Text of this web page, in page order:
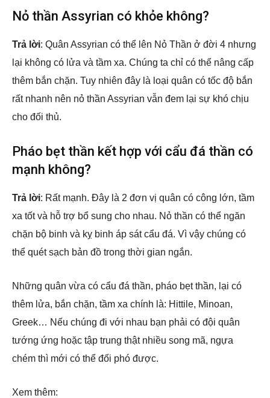
Nỏ thần Assyrian có khỏe không?
Trả lời: Quân Assyrian có thể lên Nỏ Thần ở đời 4 nhưng
lại không có lửa và tầm xa. Chúng ta chỉ có thể nâng cấp
thêm bắn chặn. Tuy nhiên đây là loại quân có tốc độ bắn
rất nhanh nên nỏ thần Assyrian vẫn đem lại sự khó chịu
cho đối thủ.
Pháo bẹt thần kết hợp với cẩu đá thần có
mạnh không?
Trả lời: Rất mạnh. Đây là 2 đơn vị quân có công lớn, tầm
xa tốt và hỗ trợ bổ sung cho nhau. Nỏ thần có thể ngăn
chặn bộ binh và kỵ binh áp sát cẩu đá. Vì vậy chúng có
thể quét sạch bản đồ trong thời gian ngắn.
Những quân vừa có cẩu đá thần, pháo bẹt thần, lại có
thêm lửa, bắn chặn, tầm xa chính là: Hittile, Minoan,
Greek… Nếu chúng đi với nhau bạn phải có đội quân
tướng ứng hoặc tập trung thật nhiều song mã, ngựa
chém thì mới có thể đối phó được.
Xem thêm: